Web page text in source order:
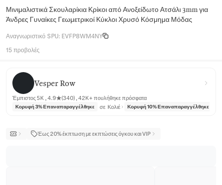
Μινιμαλιστικά Σκουλαρίκια Κρίκοι από Ανοξείδωτο Ατσάλι 3mm για
Άνδρες Γυναίκες Γεωμετρικοί Κύκλοι Χρυσό Κόσμημα Μόδας
Αναγνωριστικό SPU: EVFP8WM4NY
15 προβολές
Vesper Row
Vesper Row
Έμπιστος 5K , 4.9★(340) , 42K+ πουλήθηκε πρόσφατα
Κορυφή 3% Επαναπαραγγέλθηκε σε Κολιέ Κορυφή 10% Επαναπαραγγέλθηκε
Έως 20% έκπτωση με εκπτώσεις όγκου και VIP